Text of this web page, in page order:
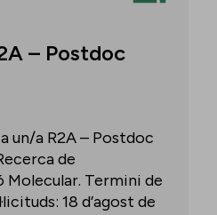
– Postdoc
un/a R2A – Postdoc
de
Molecular. Termini de
18 d’agost de